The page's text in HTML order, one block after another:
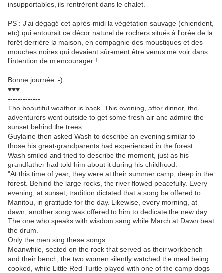
insupportables, ils rentrèrent dans le chalet.
PS : J'ai dégagé cet après-midi la végétation sauvage (chiendent,
etc) qui entourait ce décor naturel de rochers situés à l'orée de la
forêt derrière la maison, en compagnie des moustiques et des
mouches noires qui devaient sûrement être venus me voir dans
l'intention de m'encourager !
Bonne journée :-)
♥♥♥
-------------
The beautiful weather is back. This evening, after dinner, the
adventurers went outside to get some fresh air and admire the
sunset behind the trees.
Guylaine then asked Wash to describe an evening similar to
those his great-grandparents had experienced in the forest.
Wash smiled and tried to describe the moment, just as his
grandfather had told him about it during his childhood.
"At this time of year, they were at their summer camp, deep in the
forest. Behind the large rocks, the river flowed peacefully. Every
evening, at sunset, tradition dictated that a song be offered to
Manitou, in gratitude for the day. Likewise, every morning, at
dawn, another song was offered to him to dedicate the new day.
The one who speaks with wisdom sang while March at Dawn beat
the drum.
Only the men sing these songs.
Meanwhile, seated on the rock that served as their workbench
and their bench, the two women silently watched the meal being
cooked, while Little Red Turtle played with one of the camp dogs